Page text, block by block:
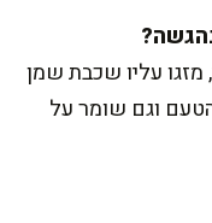
מזגו עליו שכבת שמן
וגם שומר על